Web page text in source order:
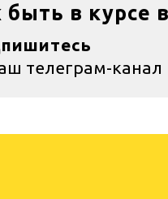
быть в курсе
телеграм-канал